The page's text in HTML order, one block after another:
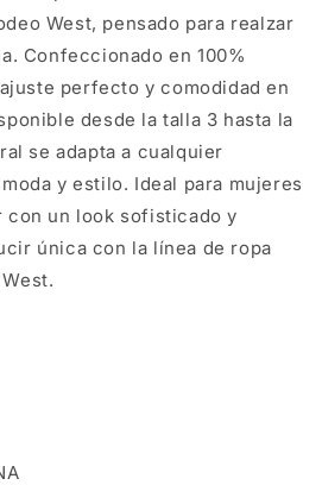
West, pensado para realzar
Confeccionado en 100%
perfecto y comodidad en
desde la talla 3 hasta la
se adapta a cualquier
y estilo. Ideal para mujeres
con un look sofisticado y
única con la línea de ropa